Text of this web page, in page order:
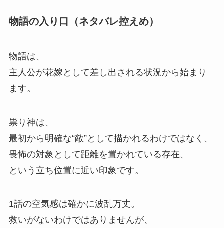
物語の入り口（ネタバレ控えめ）
物語は、
主人公が花嫁として差し出される状況から始まり
ます。
祟り神は、
最初から明確な“敵”として描かれるわけではなく、
畏怖の対象として距離を置かれている存在、
という立ち位置に近い印象です。
1話の空気感は確かに波乱万丈。
救いがないわけではありませんが、